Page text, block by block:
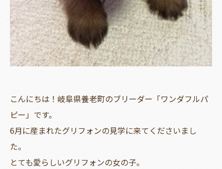
こんにちは！岐阜県養老町のブリーダー「ワンダフルパ
ピー」です。
6月に産まれたグリフォンの見学に来てくださいまし
た。
とても愛らしいグリフォンの女の子。